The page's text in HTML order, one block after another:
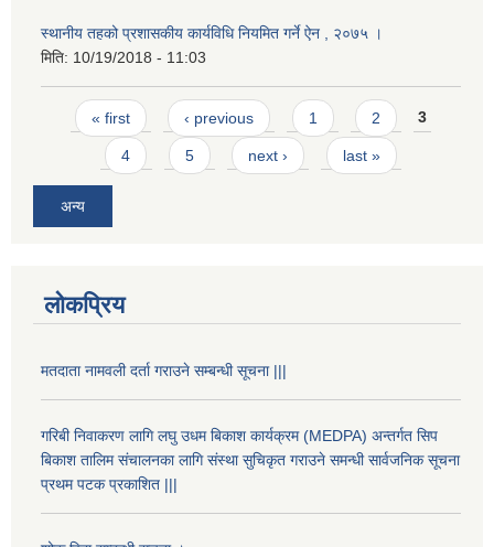
स्थानीय तहको प्रशासकीय कार्यविधि नियमित गर्ने ऐन , २०७५ ।
मिति: 10/19/2018 - 11:03
Pages
« first ‹ previous 1 2 3
4 5 next › last »
अन्य
लोकप्रिय
मतदाता नामवली दर्ता गराउने सम्बन्धी सूचना |||
गरिबी निवाकरण लागि लघु उधम बिकाश कार्यक्रम (MEDPA) अन्तर्गत सिप
बिकाश तालिम संचालनका लागि संस्था सुचिकृत गराउने समन्धी सार्वजनिक सूचना
प्रथम पटक प्रकाशित |||